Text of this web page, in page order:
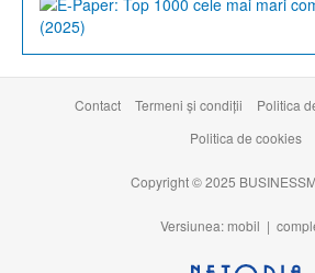
Contact Termeni şi condiţii
Politica
Politica de cookies
Copyright © 2025
Versiunea: mobil |